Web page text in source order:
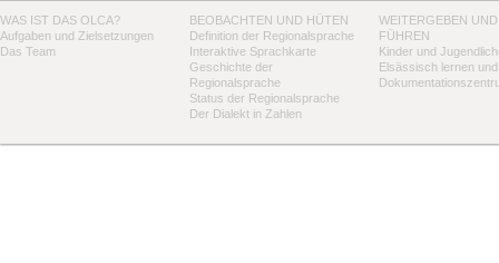
WAS IST DAS OLCA?
Aufgaben und Zielsetzungen
Das Team
BEOBACHTEN UND HÜTEN
Definition der Regionalsprache
Interaktive Sprachkarte
Geschichte der
Regionalsprache
Status der Regionalsprache
Der Dialekt in Zahlen
WEITERGEBEN UND
FÜHREN
Kinder und
Elsässisch lernen